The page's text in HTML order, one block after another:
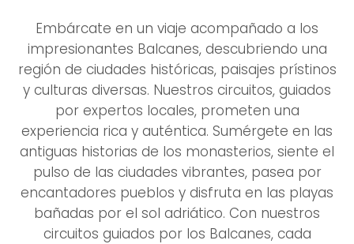
Embárcate en un viaje acompañado a los
impresionantes Balcanes, descubriendo una
región de ciudades históricas, paisajes prístinos
y culturas diversas. Nuestros circuitos, guiados
por expertos locales, prometen una
experiencia rica y auténtica. Sumérgete en las
antiguas historias de los monasterios, siente el
pulso de las ciudades vibrantes, pasea por
encantadores pueblos y disfruta en las playas
bañadas por el sol adriático. Con nuestros
circuitos guiados por los Balcanes, cada